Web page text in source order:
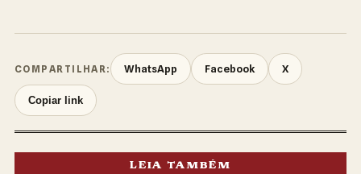
COMPARTILHAR: WhatsApp Facebook X
Copiar link
LEIA TAMBÉM